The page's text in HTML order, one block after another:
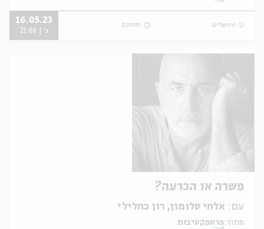
ירושלים zoom
16.05.23
ג' | 21:00
פשרה או הכרעה?
עם:
מתוך: פרספקטיבות